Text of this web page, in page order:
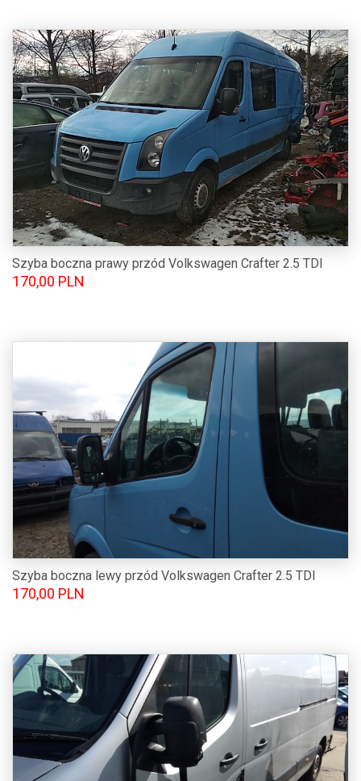
Szyba boczna prawy przód Volkswagen Crafter 2.5 TDI
170,00 PLN
Szyba boczna lewy przód Volkswagen Crafter 2.5 TDI
170,00 PLN